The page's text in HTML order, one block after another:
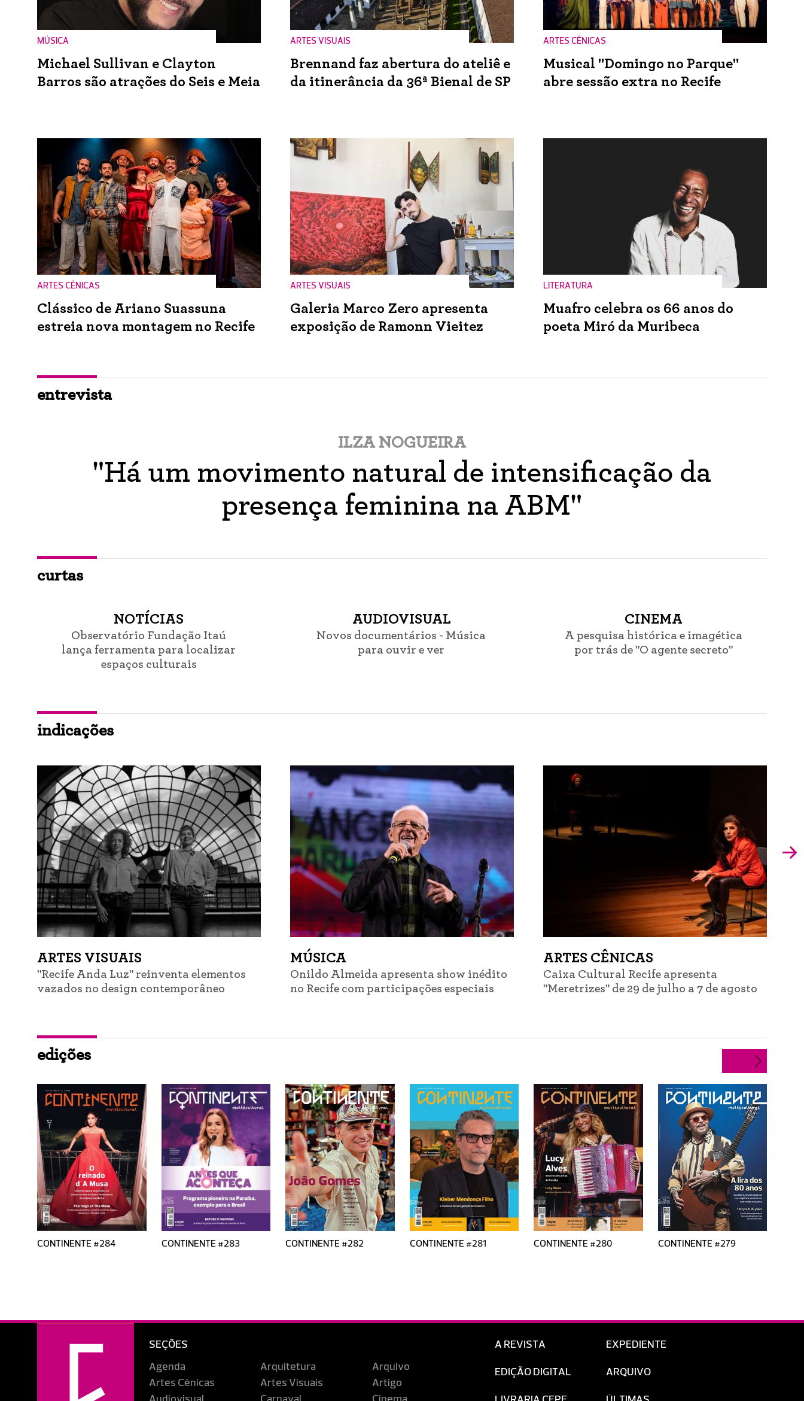
MÚSICA
Michael Sullivan e Clayton
Barros são atrações do Seis e Meia
ARTES VISUAIS
Brennand faz abertura do ateliê e
da itinerância da 36ª Bienal de SP
ARTES CÊNICAS
Musical "Domingo no Parque"
abre sessão extra no Recife
ARTES CÊNICAS
Clássico de Ariano Suassuna
estreia nova montagem no Recife
ARTES VISUAIS
Galeria Marco Zero apresenta
exposição de Ramonn Vieitez
LITERATURA
Muafro celebra os 66 anos do
poeta Miró da Muribeca
entrevista
ILZA NOGUEIRA
"Há um movimento natural de intensificação da
presença feminina na ABM"
curtas
NOTÍCIAS
Observatório Fundação Itaú
lança ferramenta para localizar
espaços culturais
AUDIOVISUAL
Novos documentários - Música
para ouvir e ver
CINEMA
A pesquisa histórica e imagética
por trás de "O agente secreto"
indicações
ARTES VISUAIS
"Recife Anda Luz" reinventa elementos
vazados no design contemporâneo
MÚSICA
Onildo Almeida apresenta show inédito
no Recife com participações especiais
ARTES CÊNICAS
Caixa Cultural Recife apresenta
"Meretrizes" de 29 de julho a 7 de agosto
edições
CONTINENTE #284 CONTINENTE #283 CONTINENTE #282 CONTINENTE #281 CONTINENTE #280 CONTINENTE #279
SEÇÕES
Agenda Arquitetura
Arquivo
Artes Cênicas
Artes Visuais
Artigo
A REVISTA
EDIÇÃO DIGITAL
EXPEDIENTE
ARQUIVO